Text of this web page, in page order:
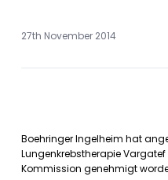
27th November 2014
Boehringer Ingelheim hat
Lungenkrebstherapie
Kommission genehmigt